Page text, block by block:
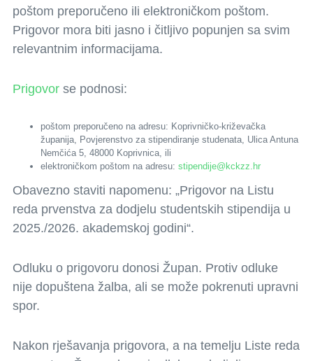
poštom preporučeno ili elektroničkom poštom.
Prigovor mora biti jasno i čitljivo popunjen sa svim
relevantnim informacijama.
Prigovor se podnosi:
poštom preporučeno na adresu: Koprivničko-križevačka
županija, Povjerenstvo za stipendiranje studenata, Ulica Antuna
Nemčića 5, 48000 Koprivnica, ili
elektroničkom poštom na adresu: stipendije@kckzz.hr
Obavezno staviti napomenu: „Prigovor na Listu
reda prvenstva za dodjelu studentskih stipendija u
2025./2026. akademskoj godini“.
Odluku o prigovoru donosi Župan. Protiv odluke
nije dopuštena žalba, ali se može pokrenuti upravni
spor.
Nakon rješavanja prigovora, a na temelju Liste reda